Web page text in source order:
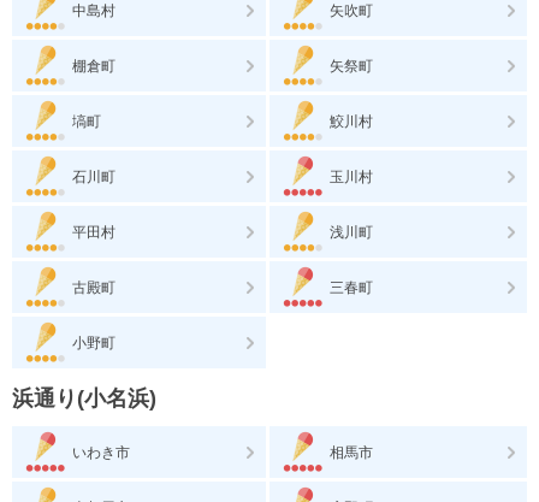
中島村 矢吹町
棚倉町 矢祭町
塙町 鮫川村
石川町 玉川村
平田村 浅川町
古殿町 三春町
小野町
浜通り(小名浜)
いわき市 相馬市